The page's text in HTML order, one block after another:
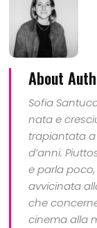
About
Sofia
nata e
trapiantata
d’anni.
e parla
avvicinata
che
cinema alla